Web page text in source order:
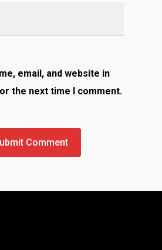
email, and website in
the next time I comment.